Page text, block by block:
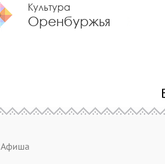
Культура
Оренбуржья
Афиша